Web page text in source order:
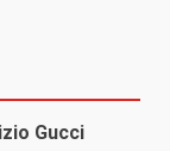
Gucci